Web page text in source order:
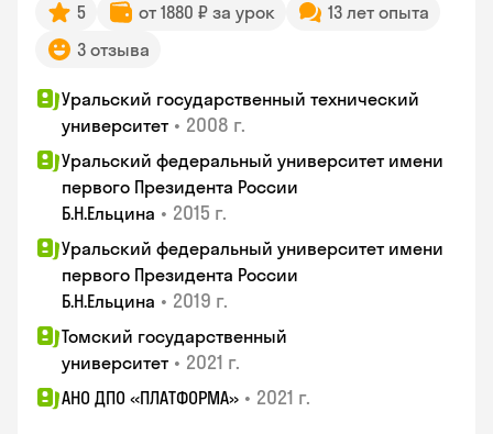
5 от 1880 ₽ за урок
13 лет опыта
3 отзыва
Уральский государственный технический
университет • 2008 г.
Уральский федеральный университет имени
первого Президента России
Б.Н.Ельцина • 2015 г.
Уральский федеральный университет имени
первого Президента России
Б.Н.Ельцина • 2019 г.
Томский государственный
университет • 2021 г.
АНО ДПО «ПЛАТФОРМА» • 2021 г.